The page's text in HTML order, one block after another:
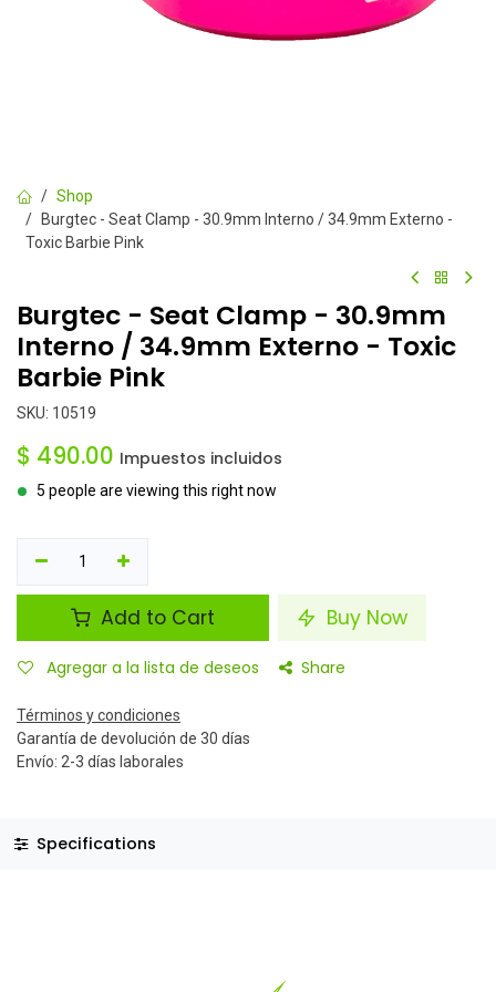
Shop
Burgtec - Seat Clamp - 30.9mm Interno / 34.9mm Externo -
Toxic Barbie Pink
Burgtec - Seat Clamp - 30.9mm
Interno / 34.9mm Externo - Toxic
Barbie Pink
SKU: 10519
$ 490.00 Impuestos incluidos
5 people are viewing this right now
Add to Cart Buy Now
Agregar a la lista de deseos Share
Términos y condiciones
Garantía de devolución de 30 días
Envío: 2-3 días laborales
Specifications